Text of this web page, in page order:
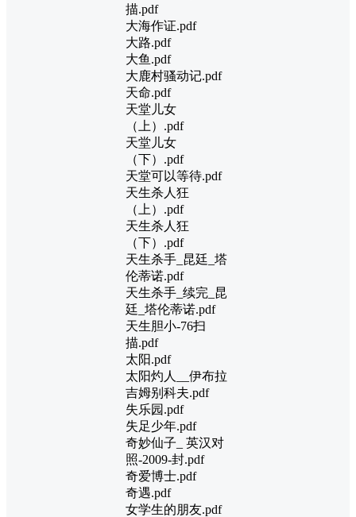
描.pdf
大海作证.pdf
大路.pdf
大鱼.pdf
大鹿村骚动记.pdf
天命.pdf
天堂儿女
（上）.pdf
天堂儿女
（下）.pdf
天堂可以等待.pdf
天生杀人狂
（上）.pdf
天生杀人狂
（下）.pdf
天生杀手_昆廷_塔
伦蒂诺.pdf
天生杀手_续完_昆
廷_塔伦蒂诺.pdf
天生胆小-76扫
描.pdf
太阳.pdf
太阳灼人__伊布拉
吉姆别科夫.pdf
失乐园.pdf
失足少年.pdf
奇妙仙子_ 英汉对
照-2009-封.pdf
奇爱博士.pdf
奇遇.pdf
女学生的朋友.pdf